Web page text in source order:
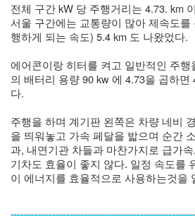
전체 구간 kW 당 주행거리는 4.73. km
서울 구간에는 교통량이 많아 제속도
행하게 되는 속도) 5.4 km 도 나왔었다.
에어콘이랑 히터를 켜고 일반적인 주
의 배터리 용량 90 kw 에 4.73을 곱하면
다.
주행을 하며 계기판 왼쪽은 차량 네비
을 띄워놓고 가속 페달을 밟으며 순간
과, 내연기관 차들과 마찬가지로 급가
기차도 효율이 좋지 않다. 일정 속도를
이 에너지를 효율적으로 사용하는것을